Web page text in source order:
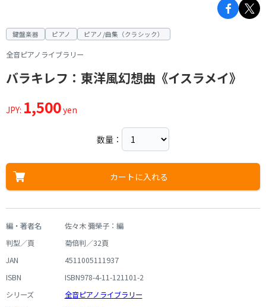
鍵盤楽器 ピアノ ピアノ/曲集（クラシック）
全音ピアノライブラリー
バラキレフ：東洋風幻想曲《イスラメイ》
JPY: 1,500yen
数量：
カートに入れる
編・著者名
佐々木 彌榮子：編
判型／頁
菊倍判／32頁
JAN
4511005111937
ISBN
ISBN978-4-11-121101-2
シリーズ
全音ピアノライブラリー